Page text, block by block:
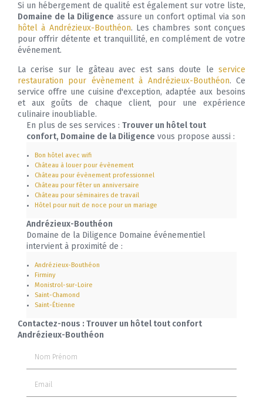
Si un hébergement de qualité est également sur votre liste,
Domaine de la Diligence assure un confort optimal via son
hôtel à Andrézieux-Bouthéon. Les chambres sont conçues
pour offrir détente et tranquillité, en complément de votre
événement.
La cerise sur le gâteau avec est sans doute le service
restauration pour évènement à Andrézieux-Bouthéon. Ce
service offre une cuisine d'exception, adaptée aux besoins
et aux goûts de chaque client, pour une expérience
culinaire inoubliable.
En plus de ses services : Trouver un hôtel tout
confort, Domaine de la Diligence vous propose aussi :
Bon hôtel avec wifi
Château à louer pour évènement
Château pour évènement professionnel
Château pour fêter un anniversaire
Château pour séminaires de travail
Hôtel pour nuit de noce pour un mariage
Andrézieux-Bouthéon
Domaine de la Diligence Domaine événementiel
intervient à proximité de :
Andrézieux-Bouthéon
Firminy
Monistrol-sur-Loire
Saint-Chamond
Saint-Étienne
Contactez-nous : Trouver un hôtel tout confort
Andrézieux-Bouthéon